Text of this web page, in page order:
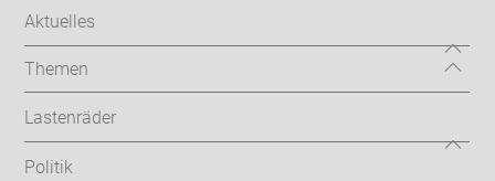
Aktuelles
Themen
Lastenräder
Politik